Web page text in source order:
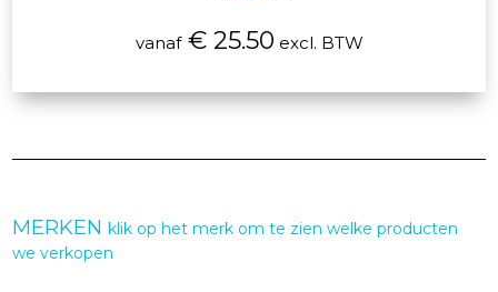
vanaf€ 25.50 excl. BTW
MERKENklik op het merk om te zien welke producten
we verkopen